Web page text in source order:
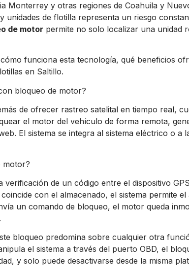
Monterrey y otras regiones de Coahuila y
unidades de flotilla representa un riesgo
de motor permite no solo localizar una unidad
funciona esta tecnología, qué beneficios
en Saltillo.
bloqueo de motor?
de ofrecer rastreo satelital en tiempo real,
el motor del vehículo de forma remota,
El sistema se integra al sistema eléctrico o a
motor?
verificación de un código entre el dispositivo
con el almacenado, el sistema permite
un comando de bloqueo, el motor queda
bloqueo predomina sobre cualquier otra
el sistema a través del puerto OBD, el
y solo puede desactivarse desde la misma